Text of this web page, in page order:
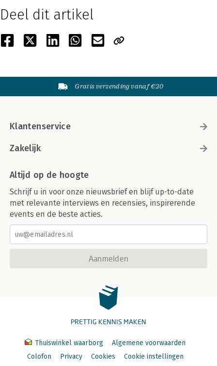
Deel dit artikel
Gratis verzending vanaf €20
Klantenservice
Zakelijk
Altijd op de hoogte
Schrijf u in voor onze nieuwsbrief en blijf up-to-date
met relevante interviews en recensies, inspirerende
events en de beste acties.
Aanmelden
PRETTIG KENNIS MAKEN
Thuiswinkel waarborg
Algemene voorwaarden
Colofon
Privacy Cookies Cookie instellingen